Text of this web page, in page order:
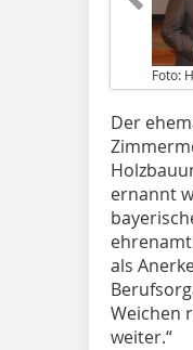
Foto:
Der
ernannt
als
Weichen
weiter.“